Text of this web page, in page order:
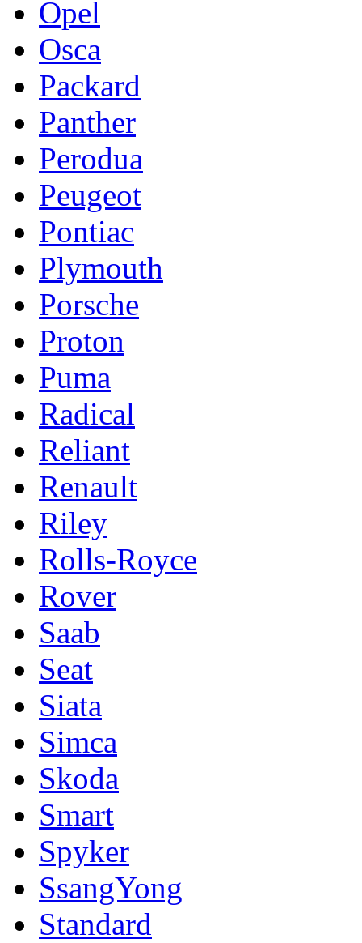
Opel
Osca
Packard
Panther
Perodua
Peugeot
Pontiac
Plymouth
Porsche
Proton
Puma
Radical
Reliant
Renault
Riley
Rolls-Royce
Rover
Saab
Seat
Siata
Simca
Skoda
Smart
Spyker
SsangYong
Standard